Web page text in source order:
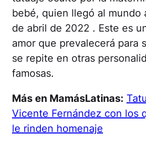
bebé, quien llegó al mundo
de abril de 2022 . Este es
amor que prevalecerá para
se repite en otras
famosas.
Más en MamásLatinas:
Vicente Fernández con los
le rinden homenaje